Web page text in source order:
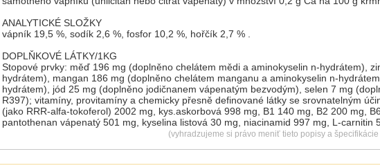
ANALYTICKÉ SLOŽKY
vápník 19,5 %, sodík 2,6 %, fosfor 10,2 %, hořčík 2,7 % .
DOPLŇKOVÉ LÁTKY/1KG
Stopové prvky: měď 196 mg (doplněno chelátem mědi a aminokyselin n-hydrátem),
hydrátem), mangan 186 mg (doplněno chelátem manganu a aminokyselin n-
hydrátem), jód 25 mg (doplněno jodičnanem vápenatým bezvodým), selen 7 mg
R397); vitamíny, provitamíny a chemicky přesně definované látky se srovnatelným
(jako RRR-alfa-tokoferol) 2002 mg, kys.askorbová 998 mg, B1 140 mg, B2 200 mg,
pantothenan vápenatý 501 mg, kyselina listová 30 mg, niacinamid 997 mg, L-carnitin
(vyhradzujeme si právo meniť tieto popisy a